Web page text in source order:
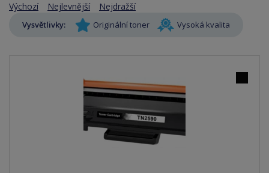
Výchozí Nejlevnější Nejdražší
Vysvětlivky: Originální toner Vysoká kvalita